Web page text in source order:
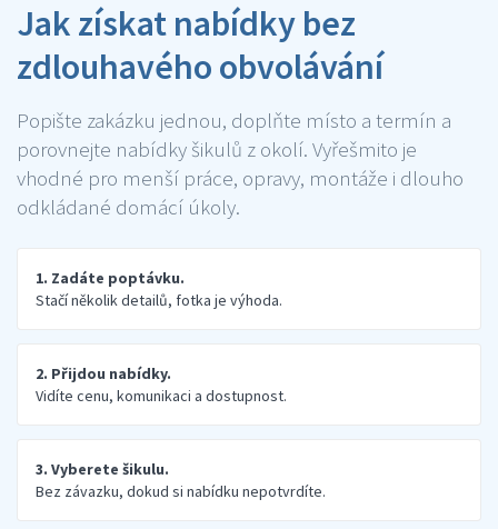
Jak získat nabídky bez
zdlouhavého obvolávání
Popište zakázku jednou, doplňte místo a termín a
porovnejte nabídky šikulů z okolí. Vyřešmito je
vhodné pro menší práce, opravy, montáže i dlouho
odkládané domácí úkoly.
1. Zadáte poptávku.
Stačí několik detailů, fotka je výhoda.
2. Přijdou nabídky.
Vidíte cenu, komunikaci a dostupnost.
3. Vyberete šikulu.
Bez závazku, dokud si nabídku nepotvrdíte.